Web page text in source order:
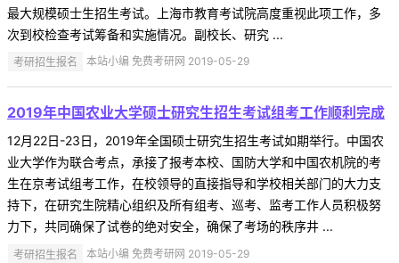
最大规模硕士生招生考试。上海市教育考试院高度重视此项工作，多
次到校检查考试筹备和实施情况。副校长、研究 ...
考研招生报名 本站小编 免费考研网 2019-05-29
2019年中国农业大学硕士研究生招生考试组考工作顺利完成
12月22日-23日，2019年全国硕士研究生招生考试如期举行。中国农
业大学作为联合考点，承接了报考本校、国防大学和中国农机院的考
生在京考试组考工作，在校领导的直接指导和学校相关部门的大力支
持下，在研究生院精心组织及所有组考、巡考、监考工作人员积极努
力下，共同确保了试卷的绝对安全，确保了考场的秩序井 ...
考研招生报名 本站小编 免费考研网 2019-05-29